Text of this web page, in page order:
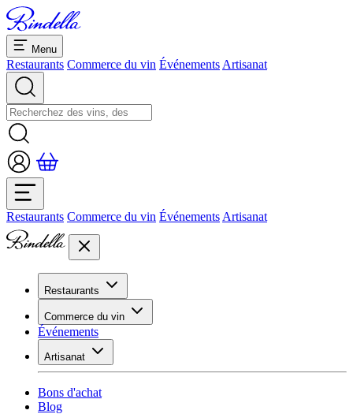
Menu
Restaurants Commerce du vin Événements Artisanat
Restaurants Commerce du vin Événements Artisanat
Restaurants
Aperçu restaurants
Banquets et séminaires
Dolcezze
Commerce du vin
Overview
Assortiment
Événements
Artisanat
Aperçu
Plâtrer
Peinture
Bons d'achat
Blog